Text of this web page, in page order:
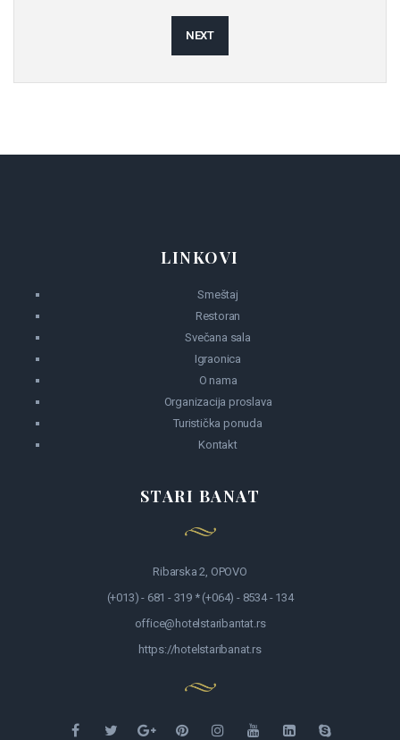
NEXT
LINKOVI
Smeštaj
Restoran
Svečana sala
Igraonica
O nama
Organizacija proslava
Turistička ponuda
Kontakt
STARI BANAT
Ribarska 2, OPOVO
(+013) - 681 - 319 * (+064) - 8534 - 134
office@hotelstaribantat.rs
https://hotelstaribanat.rs